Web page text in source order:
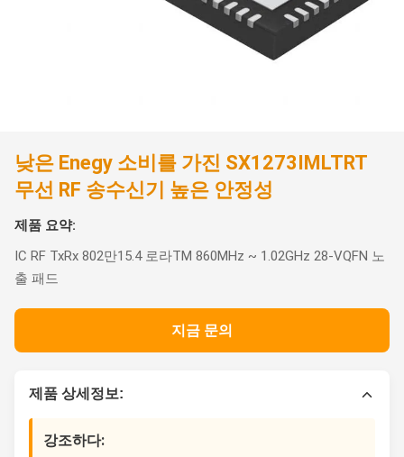
낮은 Enegy 소비를 가진 SX1273IMLTRT
무선 RF 송수신기 높은 안정성
제품 요약:
IC RF TxRx 802만15.4 로라TM 860MHz ~ 1.02GHz 28-VQFN 노
출 패드
지금 문의
제품 상세정보:
강조하다: